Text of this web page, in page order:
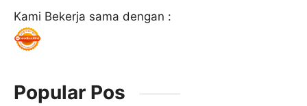
Kami Bekerja sama dengan :
Popular Pos